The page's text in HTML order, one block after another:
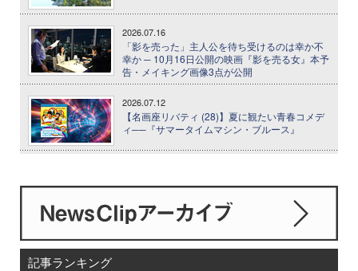
2026.07.16
「影を売った」主人公を待ち受けるのは幸か不
幸か ─ 10月16日公開の映画『影を売る女』本予
告・メイキング画像3点が公開
2026.07.12
【名画座リバティ (28)】夏に観たい青春コメデ
ィ──『サマータイムマシン・ブルース』
記事ランキング